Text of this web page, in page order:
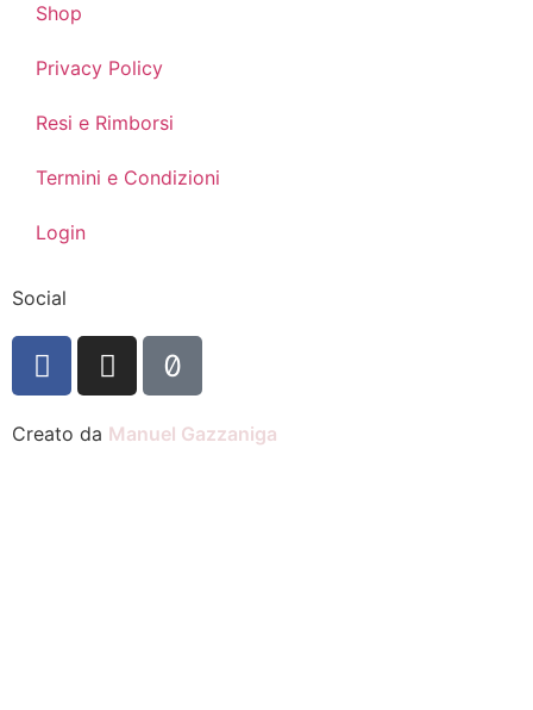
Shop
Privacy Policy
Resi e Rimborsi
Termini e Condizioni
Login
Social
Creato da Manuel Gazzaniga